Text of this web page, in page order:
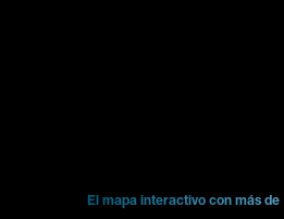
El mapa interactivo con más de